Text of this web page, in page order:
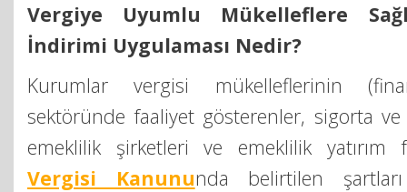
Vergiye Uyumlu Mükelleflere
İndirimi Uygulaması Nedir?
Kurumlar vergisi mükelleflerinin
sektöründe faaliyet gösterenler, sigorta
emeklilik şirketleri ve emeklilik
Vergisi Kanununda belirtilen